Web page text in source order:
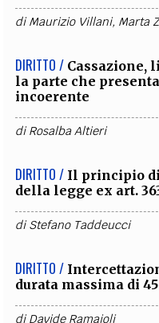
diMaurizio Villani, Marta
DIRITTO / Cassazione,
la parte che
incoerente
diRosalba Altieri
DIRITTO / Il principio
della legge ex art.
diStefano Taddeucci
DIRITTO /
durata massima di
diDavide Ramaioli